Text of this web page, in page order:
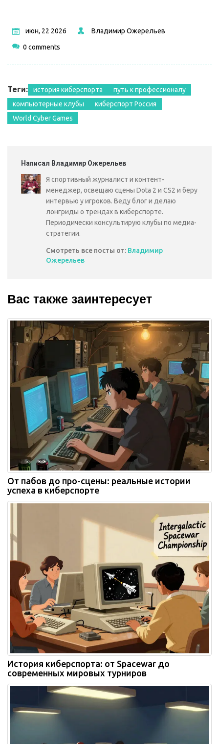
июн, 22 2026 Владимир Ожерельев
0 comments
Теги: история киберспорта
путь к профессионалу
компьютерные клубы
киберспорт Россия
World Cyber Games
Написал Владимир Ожерельев
Я спортивный журналист и контент-
менеджер, освещаю сцены Dota 2 и CS2 и беру
интервью у игроков. Веду блог и делаю
лонгриды о трендах в киберспорте.
Периодически консультирую клубы по медиа-
стратегии.
Смотреть все посты от: Владимир
Ожерельев
Вас также заинтересует
От пабов до про-сцены: реальные истории
успеха в киберспорте
История киберспорта: от Spacewar до
современных мировых турниров